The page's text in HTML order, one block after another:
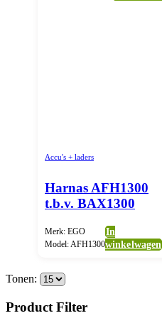
Accu's + laders
Harnas AFH1300
t.b.v. BAX1300
Merk: EGO
Model: AFH1300
In
winkelwagen
Tonen:
Product Filter